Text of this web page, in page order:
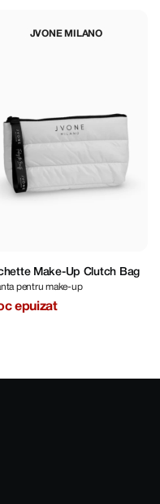
JVONE MILANO
Make-Up Clutch Bag
pentru make-up
epuizat